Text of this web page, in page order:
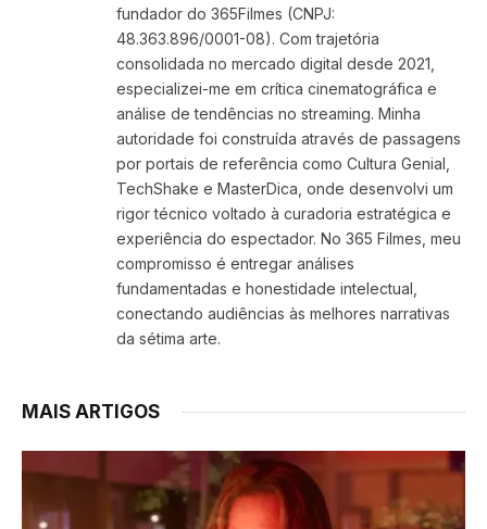
fundador do 365Filmes (CNPJ:
48.363.896/0001-08). Com trajetória
consolidada no mercado digital desde 2021,
especializei-me em crítica cinematográfica e
análise de tendências no streaming. Minha
autoridade foi construída através de passagens
por portais de referência como Cultura Genial,
TechShake e MasterDica, onde desenvolvi um
rigor técnico voltado à curadoria estratégica e
experiência do espectador. No 365 Filmes, meu
compromisso é entregar análises
fundamentadas e honestidade intelectual,
conectando audiências às melhores narrativas
da sétima arte.
MAIS ARTIGOS